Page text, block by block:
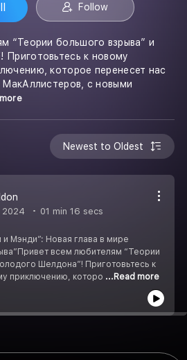
Follow
“Теории большого взрыва” и
к новому
которое перенесет нас
с новыми
Newest to Oldest
2024 01 min 16 secs
Мэнди”: Новая глава в мире
всем любителям “Теории
Шелдона”! Приготовьтесь к
приключению, которо ...Read more